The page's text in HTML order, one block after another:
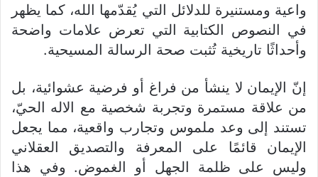
واعية ومستنيرة للدلائل التي يُقدّمها الله، كما يظهر
في النصوص الكتابية التي تعرض علامات واضحة
وأحداثًا تاريخية تُثبت صحة الرسالة المسيحية.
إنّ الإيمان لا ينشأ من فراغ أو فرضية عشوائية، بل
من علاقة مستمرة وتجربة شخصية مع الاله الحيّ،
تستند إلى وعد ملموس وتجارب واقعية، مما يجعل
الإيمان قائمًا على المعرفة والتصديق العقلاني
وليس على ظلمة الجهل أو الغموض. وفي هذا